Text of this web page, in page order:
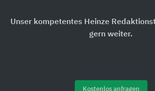
Unser kompetentes Heinze
gern weiter.
Kostenlos anfragen